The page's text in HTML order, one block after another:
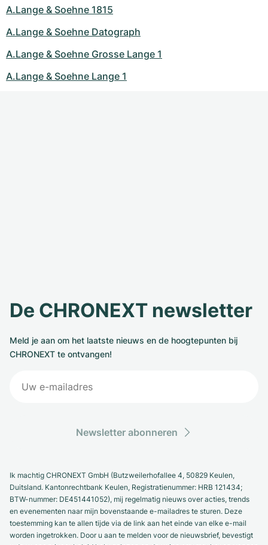
A.Lange & Soehne 1815
A.Lange & Soehne Datograph
A.Lange & Soehne Grosse Lange 1
A.Lange & Soehne Lange 1
De CHRONEXT newsletter
Meld je aan om het laatste nieuws en de hoogtepunten bij
CHRONEXT te ontvangen!
Newsletter abonneren
Ik machtig CHRONEXT GmbH (Butzweilerhofallee 4, 50829 Keulen,
Duitsland. Kantonrechtbank Keulen, Registratienummer: HRB 121434;
BTW-nummer: DE451441052), mij regelmatig nieuws over acties, trends
en evenementen naar mijn bovenstaande e-mailadres te sturen. Deze
toestemming kan te allen tijde via de link aan het einde van elke e-mail
worden ingetrokken. Door u aan te melden voor de nieuwsbrief, bevestigt